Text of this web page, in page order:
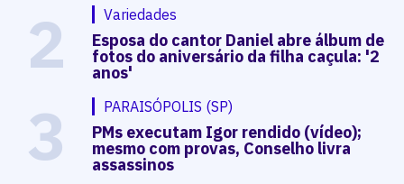
2 Variedades
Esposa do cantor Daniel abre álbum de
fotos do aniversário da filha caçula: '2
anos'
3 PARAISÓPOLIS (SP)
PMs executam Igor rendido (vídeo);
mesmo com provas, Conselho livra
assassinos